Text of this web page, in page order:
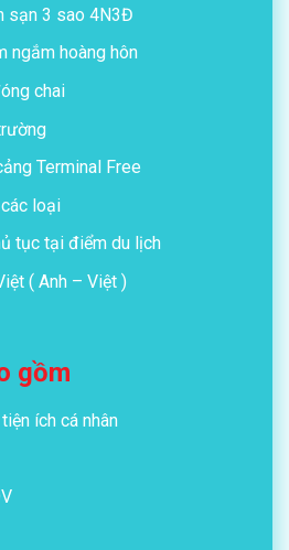
sạn 3 sao 4N3Đ
ngắm hoàng hôn
chai
Terminal Free
loại
tục tại điểm du lịch
( Anh – Việt )
gồm
ích cá nhân